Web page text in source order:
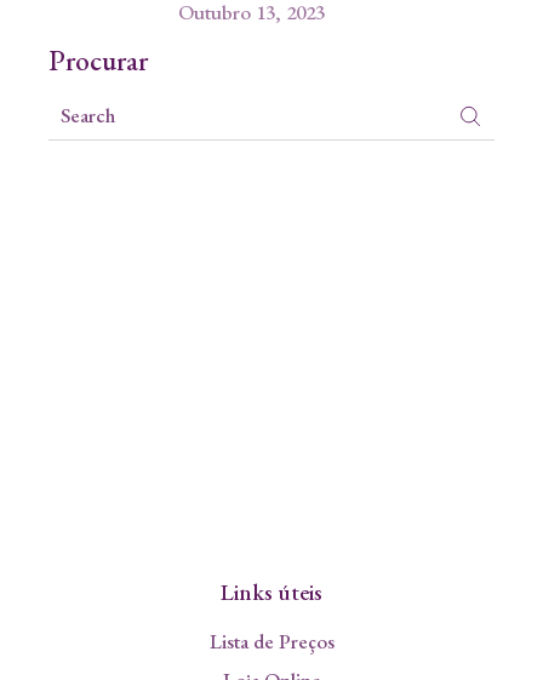
Outubro 13, 2023
Procurar
Links úteis
Lista de Preços